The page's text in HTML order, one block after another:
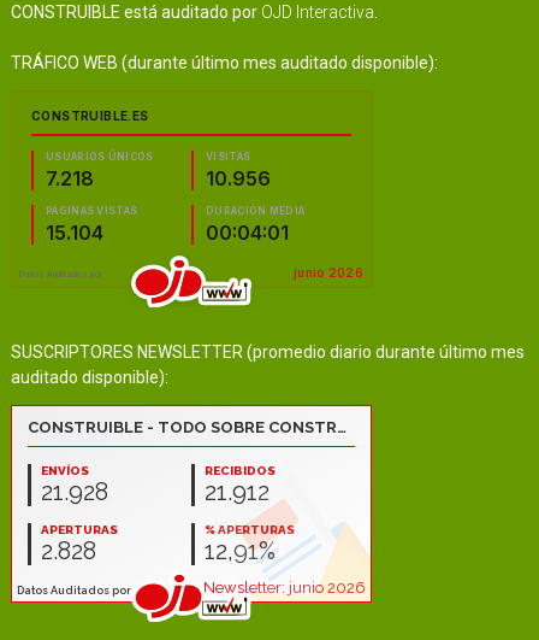
CONSTRUIBLE está auditado por OJD Interactiva
TRÁFICO WEB (durante último mes auditado disponible):
SUSCRIPTORES NEWSLETTER (promedio diario durante último mes
auditado disponible):